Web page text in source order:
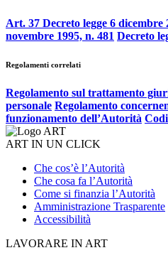
Art. 37 Decreto legge 6 dicembre
novembre 1995, n. 481 Decreto
Regolamenti correlati
Regolamento sul trattamento
personale Regolamento
funzionamento dell’Autorità
ART IN UN CLICK
Che cos’è l’Autorità
Che cosa fa l’Autorità
Come si finanzia l’Autorità
Amministrazione Trasparente
Accessibilità
LAVORARE IN ART